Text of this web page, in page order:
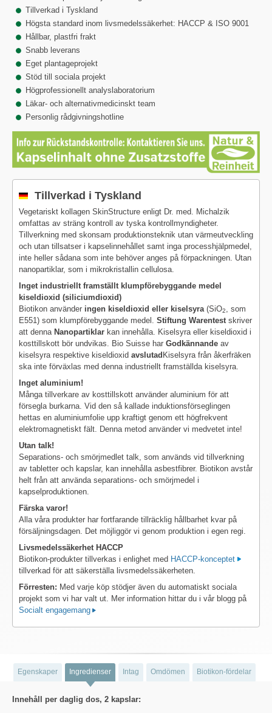
Tillverkad i Tyskland
Högsta standard inom livsmedelssäkerhet: HACCP & ISO 9001
Hållbar, plastfri frakt
Snabb leverans
Eget plantageprojekt
Stöd till sociala projekt
Högprofessionellt analyslaboratorium
Läkar- och alternativmedicinskt team
Personlig rådgivningshotline
Tillverkad i Tyskland
Vegetariskt kollagen SkinStructure enligt Dr. med. Michalzik
omfattas av sträng kontroll av tyska kontrollmyndigheter.
Tillverkning med skonsam produktionsteknik utan värmeutveckling
och utan tillsatser i kapselinnehållet samt inga processhjälpmedel,
inte heller sådana som inte behöver anges på förpackningen. Utan
nanopartiklar, som i mikrokristallin cellulosa.
Inget industriellt framställt klumpförebyggande medel
kiseldioxid (siliciumdioxid)
Biotikon använder ingen kiseldioxid eller kiselsyra (SiO2
, som
E551) som klumpförebyggande medel. Stiftung Warentest skriver
att denna Nanopartiklar kan innehålla. Kiselsyra eller kiseldioxid i
kosttillskott bör undvikas. Bio Suisse har Godkännande av
kiselsyra respektive kiseldioxid avslutadKiselsyra från åkerfräken
ska inte förväxlas med denna industriellt framställda kiselsyra.
Inget aluminium!
Många tillverkare av kosttillskott använder aluminium för att
försegla burkarna. Vid den så kallade induktionsförseglingen
hettas en aluminiumfolie upp kraftigt genom ett högfrekvent
elektromagnetiskt fält. Denna metod använder vi medvetet inte!
Utan talk!
Separations- och smörjmedlet talk, som används vid tillverkning
av tabletter och kapslar, kan innehålla asbestfibrer. Biotikon avstår
helt från att använda separations- och smörjmedel i
kapselproduktionen.
Färska varor!
Alla våra produkter har fortfarande tillräcklig hållbarhet kvar på
försäljningsdagen. Det möjliggör vi genom produktion i egen regi.
Livsmedelssäkerhet HACCP
Biotikon-produkter tillverkas i enlighet med HACCP-konceptet
tillverkad för att säkerställa livsmedelssäkerheten.
Förresten: Med varje köp stödjer även du automatiskt sociala
projekt som vi har valt ut. Mer information hittar du i vår blogg på
Socialt engagemang
Egenskaper Ingredienser Intag Omdömen Biotikon-fördelar
Innehåll per daglig dos, 2 kapslar: